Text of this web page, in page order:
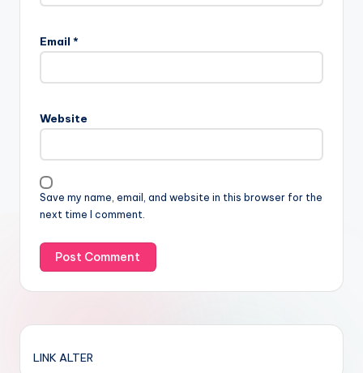
Email *
Website
Save my name, email, and website in this browser for the
next time I comment.
LINK ALTER